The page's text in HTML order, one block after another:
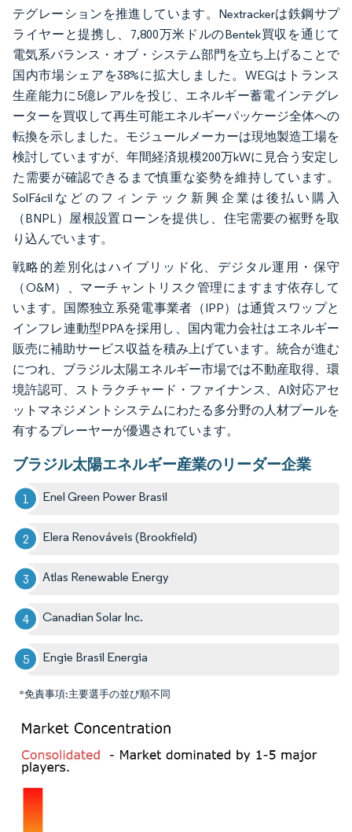
テグレーションを推進しています。Nextrackerは鉄鋼サプ
ライヤーと提携し、7,800万米ドルのBentek買収を通じて
電気系バランス・オブ・システム部門を立ち上げることで
国内市場シェアを38%に拡大しました。WEGはトランス
生産能力に5億レアルを投じ、エネルギー蓄電インテグレ
ーターを買収して再生可能エネルギーパッケージ全体への
転換を示しました。モジュールメーカーは現地製造工場を
検討していますが、年間経済規模200万kWに見合う安定し
た需要が確認できるまで慎重な姿勢を維持しています。
SolFácilなどのフィンテック新興企業は後払い購入
（BNPL）屋根設置ローンを提供し、住宅需要の裾野を取
り込んでいます。
戦略的差別化はハイブリッド化、デジタル運用・保守
（O&M）、マーチャントリスク管理にますます依存して
います。国際独立系発電事業者（IPP）は通貨スワップと
インフレ連動型PPAを採用し、国内電力会社はエネルギー
販売に補助サービス収益を積み上げています。統合が進む
につれ、ブラジル太陽エネルギー市場では不動産取得、環
境許認可、ストラクチャード・ファイナンス、AI対応アセ
ットマネジメントシステムにわたる多分野の人材プールを
有するプレーヤーが優遇されています。
ブラジル太陽エネルギー産業のリーダー企業
Enel Green Power Brasil
Elera Renováveis (Brookfield)
Atlas Renewable Energy
Canadian Solar Inc.
Engie Brasil Energia
*免責事項:主要選手の並び順不同